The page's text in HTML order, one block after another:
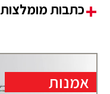
כתבות מומלצות
אמנות